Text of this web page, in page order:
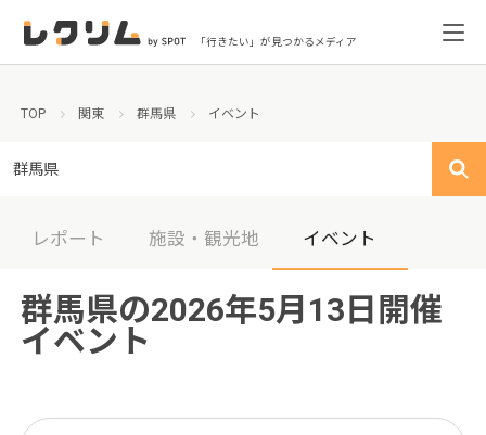
「行きたい」が見つかるメディア
TOP 関東 群馬県 イベント
群馬県
レポート 施設・観光地 イベント
群馬県の2026年5月13日開催
イベント